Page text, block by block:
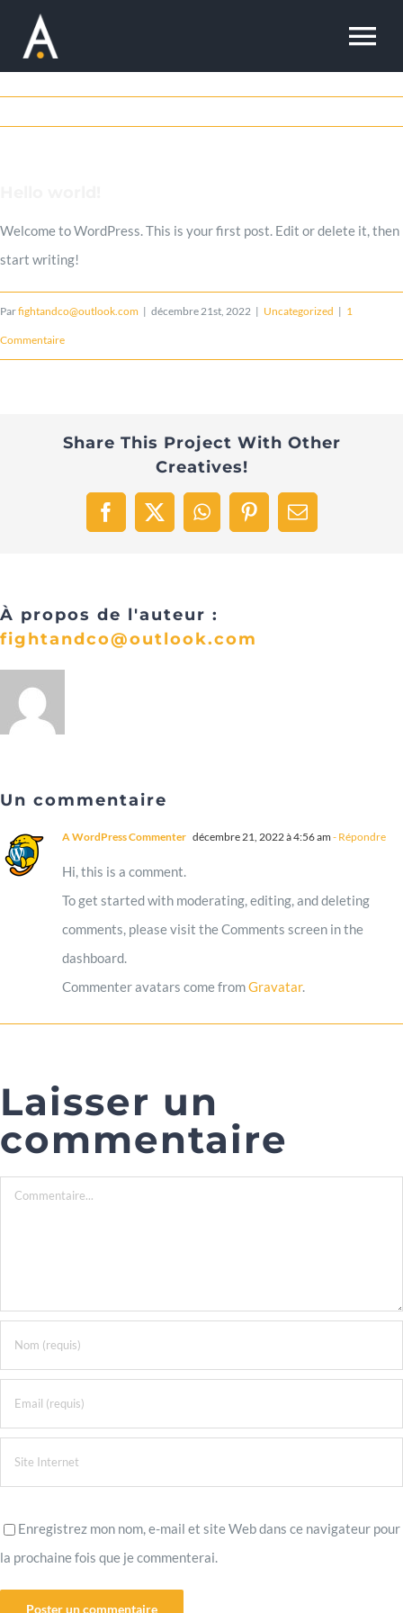
Passer
contenu
Work
Experience
Clients
Contact
Welcome to WordPress. This is your first post. Edit or delete it, then
start writing!
Parfightandco@outlook.com | décembre 21st, 2022 | Uncategorized | 1
Commentaire
Share This Project With Other
Creatives!
Facebook
X WhatsAppPinterestEmail
À propos de l'auteur :
fightandco@outlook.com
Un commentaire
A WordPress Commenter décembre 21, 2022 à 4:56 am - Répondre
Hi, this is a comment.
To get started with moderating, editing, and deleting
comments, please visit the Comments screen in the
dashboard.
Commenter avatars come fromGravatar.
Laisser un
commentaire
Commentaire
Enregistrez mon nom, e-mail et site Web dans ce navigateur pour
la prochaine fois que je commenterai.